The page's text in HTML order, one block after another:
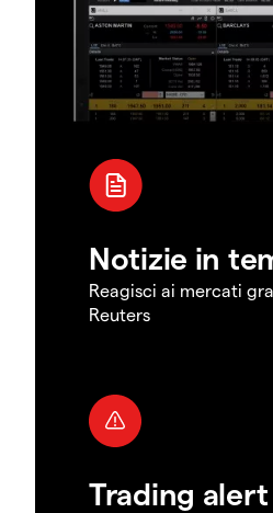
Notizie in
Reagisci ai mercati
Reuters
Trading alert